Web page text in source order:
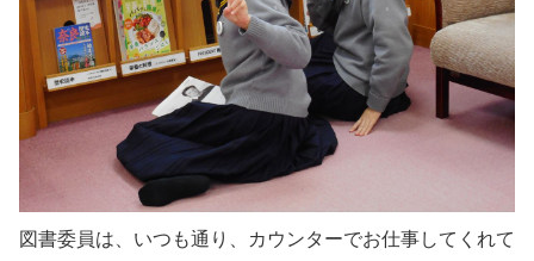
図書委員は、いつも通り、カウンターでお仕事してくれて